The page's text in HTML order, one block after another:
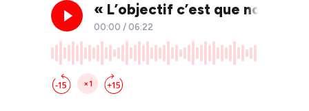
« L’objectif c’est que nos
00:00 / 06:22
×1